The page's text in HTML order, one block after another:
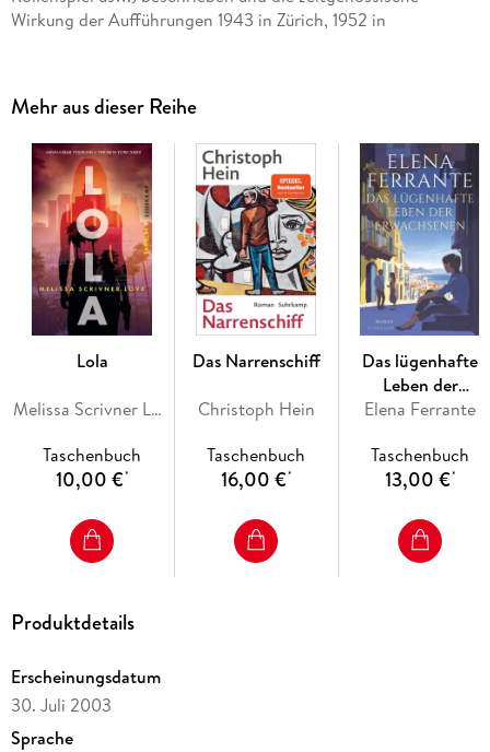
Wirkung der Aufführungen 1943 in Zürich, 1952 in
ausführliche Wort- und Sacherläuterungen. Kommentierte
Ausgabe
Mehr aus dieser Reihe
Lola
Melissa Scrivner Love
Taschenbuch
10,00 €*
Das Narrenschiff
Christoph Hein
Taschenbuch
16,00 €*
Das lügenhafte
Leben der
Erwachsenen
Elena Ferrante
Taschenbuch
13,00 €*
Produktdetails
Erscheinungsdatum
30. Juli 2003
Sprache